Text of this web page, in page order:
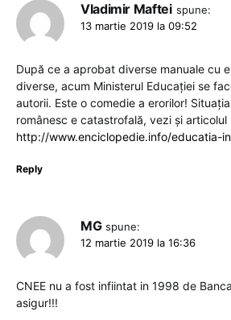
Vladimir Maftei spune:
13 martie 2019 la 09:52
După ce a aprobat diverse manuale cu
diverse, acum Ministerul Educaţiei se
autorii. Este o comedie a erorilor!
românesc e catastrofală, vezi şi articolul
http://www.enciclopedie.info/educatia-
Reply
MG spune:
12 martie 2019 la 16:36
CNEE nu a fost infiintat in 1998 de
asigur!!!